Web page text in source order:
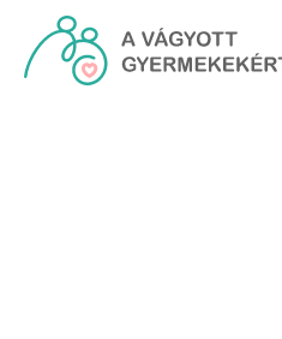
Skip to Main Content